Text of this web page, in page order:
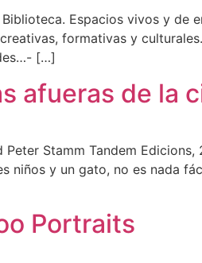
Espacios vivos y
formativas y
[…]
afueras de la
Stamm Tandem
niños y un gato, no es nada
Portraits